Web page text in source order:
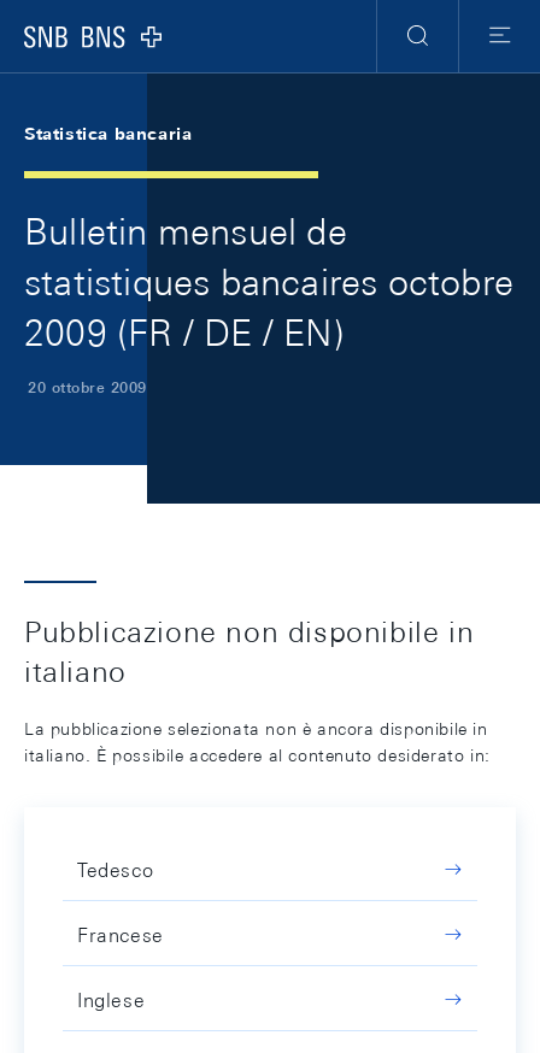
Logo
Ricerca
Menu
Statistica bancaria
Bulletin mensuel de
statistiques bancaires octobre
2009 (FR / DE / EN)
20 ottobre 2009
Pubblicazione non disponibile in
italiano
La pubblicazione selezionata non è ancora disponibile in
italiano. È possibile accedere al contenuto desiderato in:
Tedesco
Francese
Inglese